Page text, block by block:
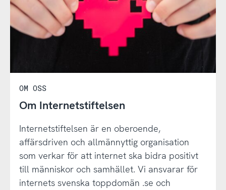
OM OSS
Om Internetstiftelsen
Internetstiftelsen är en oberoende,
affärsdriven och allmännyttig organisation
som verkar för att internet ska bidra positivt
till människor och samhället. Vi ansvarar för
internets svenska toppdomän .se och